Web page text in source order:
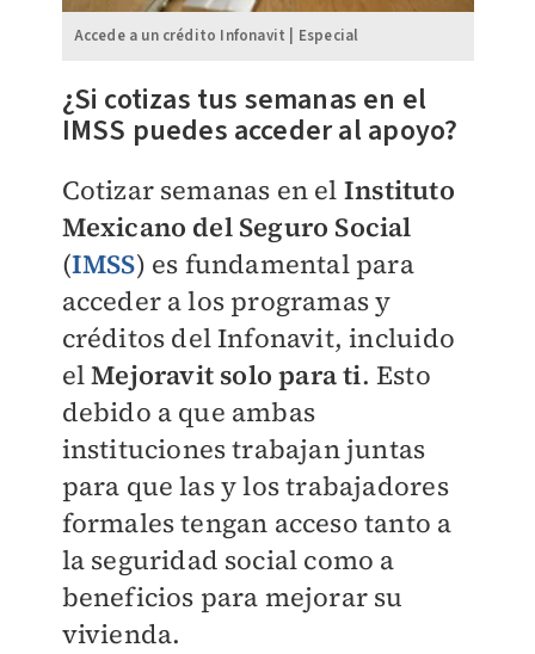
Accede a un crédito Infonavit | Especial
¿Si cotizas tus semanas en el
IMSS puedes acceder al apoyo?
Cotizar semanas en el Instituto
Mexicano del Seguro Social
(IMSS) es fundamental para
acceder a los programas y
créditos del Infonavit, incluido
elMejoravit solo para ti. Esto
debido a que ambas
instituciones trabajan juntas
para que las y los trabajadores
formales tengan acceso tanto a
la seguridad social como a
beneficios para mejorar su
vivienda.